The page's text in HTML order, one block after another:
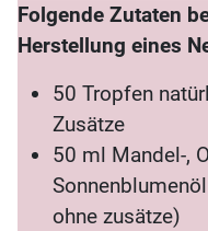
Folgende Zutaten
Herstellung eines
50 Tropfen
Zusätze
50 ml Mandel-,
ohne zusätze)